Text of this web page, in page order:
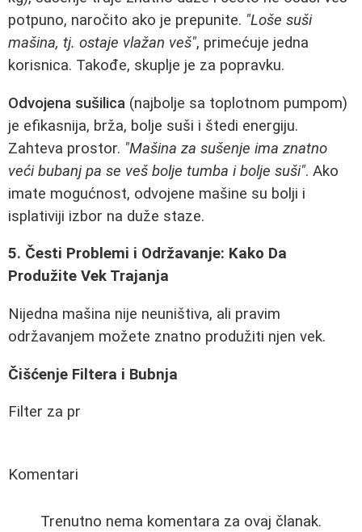
potpuno, naročito ako je prepunite. "Loše suši
mašina, tj. ostaje vlažan veš", primećuje jedna
korisnica. Takođe, skuplje je za popravku.
Odvojena sušilica (najbolje sa toplotnom pumpom)
je efikasnija, brža, bolje suši i štedi energiju.
Zahteva prostor. "Mašina za sušenje ima znatno
veći bubanj pa se veš bolje tumba i bolje suši". Ako
imate mogućnost, odvojene mašine su bolji i
isplativiji izbor na duže staze.
5. Česti Problemi i Održavanje: Kako Da
Produžite Vek Trajanja
Nijedna mašina nije neuništiva, ali pravim
održavanjem možete znatno produžiti njen vek.
Čišćenje Filtera i Bubnja
Filter za pr
Komentari
Trenutno nema komentara za ovaj članak.